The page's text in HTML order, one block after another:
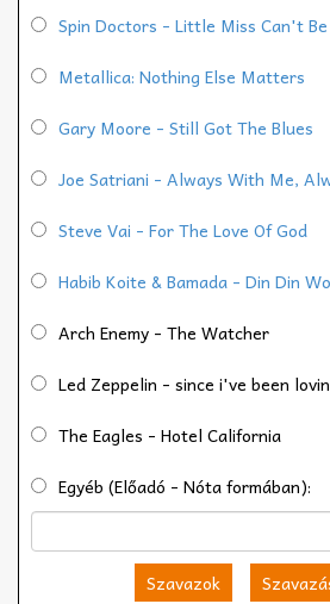
Spin Doctors - Little Miss Can't
Metallica: Nothing Else Matters
Gary Moore - Still Got The Blues
Joe Satriani - Always With Me,
Steve Vai - For The Love Of God
Habib Koite & Bamada - Din Din Wo
Arch Enemy - The Watcher
Led Zeppelin - since i've been
The Eagles - Hotel California
Egyéb (Előadó - Nóta formában):
Szavazok